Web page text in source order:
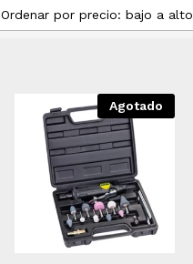
Ordenar por precio: bajo a alto
Agotado